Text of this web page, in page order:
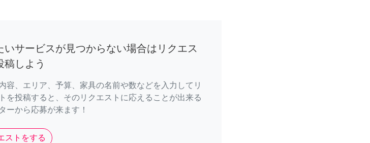
いサービスが見つからない場合はリクエス
稿しよう
容、エリア、予算、家具の名前や数などを入力してリ
を投稿すると、そのリクエストに応えることが出来る
ーから応募が来ます！
ストをする